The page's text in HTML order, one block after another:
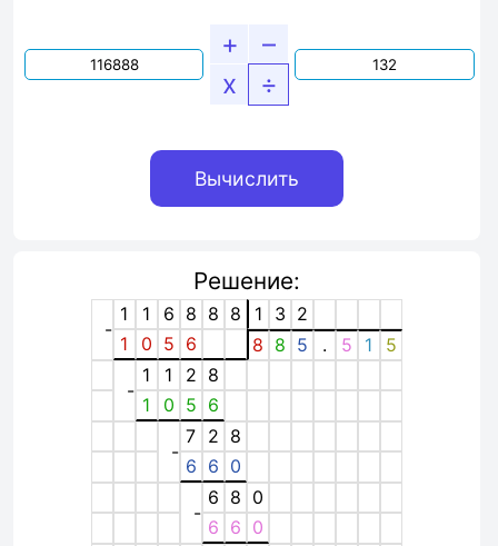
+
–
x
÷
Решение:
-
1 1 6 8 8 8 1 3 2
1
0 5 6 8 8 5 . 5 1 5
-
1 1 2 8
1
0 5 6
-
7 2 8
6 6 0
-
6 8 0
6 6 0